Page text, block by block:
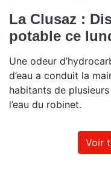
La Clusaz :
potable ce
Une odeur
d’eau a conduit la
habitants de
l’eau du robinet.
Voir